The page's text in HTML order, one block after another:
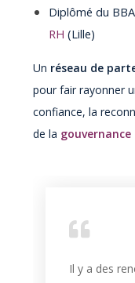
Diplômé du BBA
RH (Lille)
Un réseau de
pourfair rayonner
confiance, la
de la
Il y a des